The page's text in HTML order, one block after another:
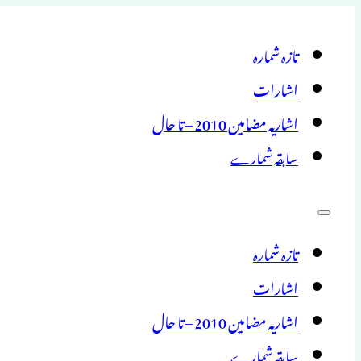
تازہ شمارہ
اشارات
اشاریہ مضامین 2010 – تا حال
سابقہ شمارے
تازہ شمارہ
اشارات
اشاریہ مضامین 2010 – تا حال
سابقہ شمارے